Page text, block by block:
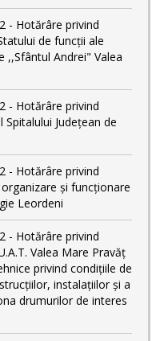
- Hotărâre privind
de funcții ale
,,Sfântul Andrei" Valea
- Hotărâre privind
Județean de
- Hotărâre privind
și funcționare
Leordeni
- Hotărâre privind
Valea Mare Pravăț
privind condiţiile de
instalaţiilor şi a
drumurilor de interes